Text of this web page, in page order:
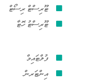
ޓޫރިސްޓް ރިސޯޓް
ޓޫރިސްޓު ހޮޓާ
ފުލްޓައިމް
އިންޓަރން